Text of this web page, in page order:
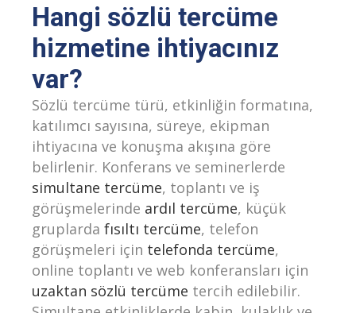
Hangi sözlü tercüme
hizmetine ihtiyacınız
var?
Sözlü tercüme türü, etkinliğin formatına,
katılımcı sayısına, süreye, ekipman
ihtiyacına ve konuşma akışına göre
belirlenir. Konferans ve seminerlerde
simultane tercüme, toplantı ve iş
görüşmelerinde ardıl tercüme, küçük
gruplarda fısıltı tercüme, telefon
görüşmeleri için telefonda tercüme,
online toplantı ve web konferansları için
uzaktan sözlü tercüme tercih edilebilir.